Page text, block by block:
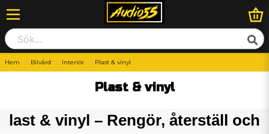
Hem Bilvård Interiör Plast & vinyl
Plast & vinyl
last & vinyl – Rengör, återställ och